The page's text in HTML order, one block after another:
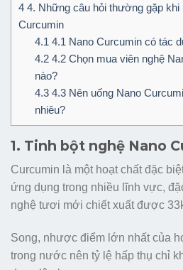
4 4. Những câu hỏi thường gặp khi
Curcumin
4.1 4.1 Nano Curcumin có tác
4.24.2 Chọn mua viên nghệ
nào?
4.34.3 Nên uống Nano
nhiêu?
1. Tinh bột nghệ Nano
Curcumin là một hoạt chất đặc
ứng dụng trong nhiều lĩnh vực,
nghệ tươi mới chiết xuất được
Song, nhược điểm lớn nhất của
trong nước nên tỷ lệ hấp thụ chỉ